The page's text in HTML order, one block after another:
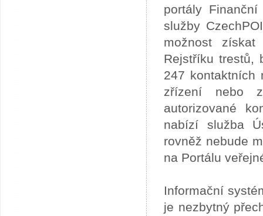
portály
služby
možnost
Rejstříku trestů,
247 kontaktních
zřízení nebo
autorizované
nabízí služba
rovněž nebude
na Portálu
Informační
je nezbytný